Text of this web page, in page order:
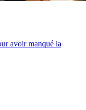
avoir manqué la